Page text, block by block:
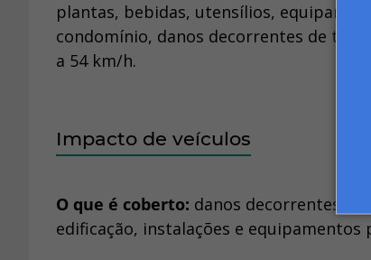
plantas, bebidas, utensílios,
condomínio, danos decorrentes de
a 54 km/h.
Impacto de veículos
O que é coberto: danos decorrentes de
edificação, instalações e